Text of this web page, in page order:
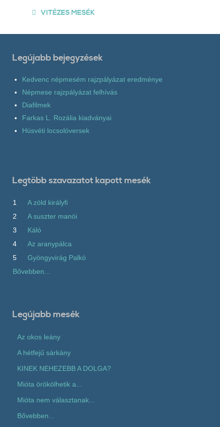
VITÉZES MESÉK
Legújabb bejegyzések
Kedvenc népmesém rajzpályázat eredménye
Népmese rajzpályázat felhívás
Diafilmek
Farkas L. Rozália kiadványai
Húsvéti locsolóversek
Legtöbb szavazatot kapott mesék
1
A zöld királyfi
2
A suszter manói
3
Káló
4
Az aranypálca
5
Gyöngyvirág Palkó
Bővebben...
Legújabb mesék
Az okos leány
A hétfejű sárkány
KINEK NEHEZEBB A DOLGA?
Mióta örökölhetik a...
Mióta nem választanak...
Bővebben...